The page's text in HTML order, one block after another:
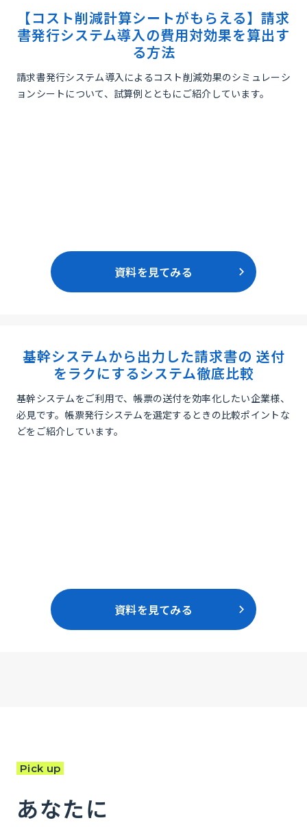
【コスト削減計算シートがもらえる】請求
書発行システム導入の費用対効果を算出す
る方法
請求書発行システム導入によるコスト削減効果のシミュレーシ
ョンシートについて、試算例とともにご紹介しています。
資料を見てみる
基幹システムから出力した請求書の 送付
をラクにするシステム徹底比較
基幹システムをご利用で、帳票の送付を効率化したい企業様、
必見です。帳票発行システムを選定するときの比較ポイントな
どをご紹介しています。
資料を見てみる
Pick up
あなたに